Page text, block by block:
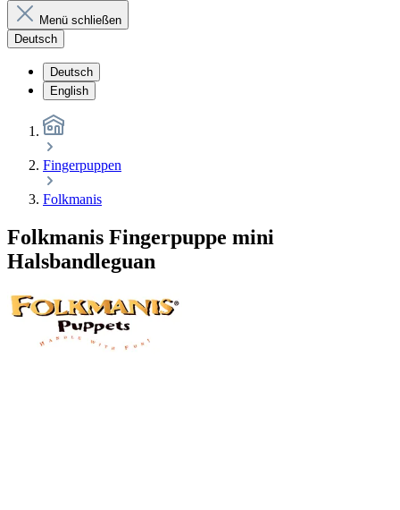
Menü schließen
Deutsch
Deutsch
English
Fingerpuppen
Folkmanis
Folkmanis Fingerpuppe mini
Halsbandleguan